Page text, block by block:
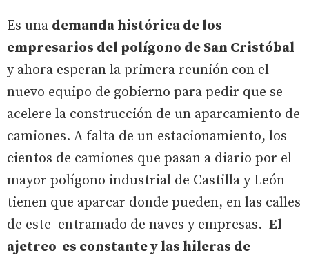
Es una demanda histórica de los
empresarios del polígono de San Cristóbal
y ahora esperan la primera reunión con el
nuevo equipo de gobierno para pedir que se
acelere la construcción de un aparcamiento de
camiones. A falta de un estacionamiento, los
cientos de camiones que pasan a diario por el
mayor polígono industrial de Castilla y León
tienen que aparcar donde pueden, en las calles
de este entramado de naves y empresas. El
ajetreo es constante y las hileras de